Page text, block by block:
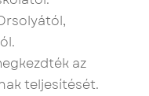
az
teljesítését.